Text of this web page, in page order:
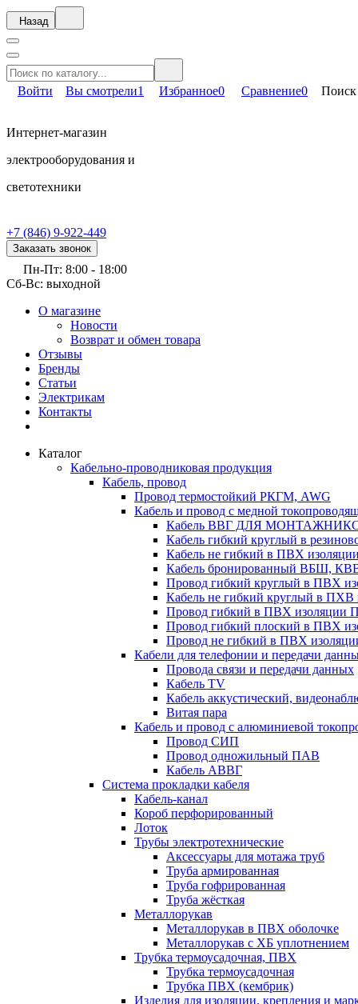
Назад
Войти Вы смотрели1 Избранное0 Сравнение0 Поиск
Интернет-магазин
электрооборудования и
светотехники
+7 (846) 9-922-449
Заказать звонок
Пн-Пт: 8:00 - 18:00
Сб-Вс: выходной
О магазине
Новости
Возврат и обмен товара
Отзывы
Бренды
Статьи
Электрикам
Контакты
Каталог
Кабельно-проводниковая продукция
Кабель, провод
Провод термостойкий РКГМ, AWG
Кабель и провод с медной
Кабель ВВГ ДЛЯ
Кабель гибкий круглый в
Кабель не гибкий в ПВХ
Кабель бронированный ВБШ,
Провод гибкий круглый в ПВХ
Кабель не гибкий круглый в
Провод гибкий в ПВХ изоляции
Провод гибкий плоский в ПВХ
Провод не гибкий в ПВХ
Кабели для телефонии и передачи
Провода связи и передачи данных
Кабель TV
Кабель аккустический,
Витая пара
Кабель и провод с алюминиевой
Провод СИП
Провод одножильный ПАВ
Кабель АВВГ
Система прокладки кабеля
Кабель-канал
Короб перфорированный
Лоток
Трубы электротехнические
Аксессуары для мотажа труб
Труба армированная
Труба гофрированная
Труба жёсткая
Металлорукав
Металлорукав в ПВХ оболочке
Металлорукав с ХБ уплотнением
Трубка термоусадочная, ПВХ
Трубка термоусадочная
Трубка ПВХ (кембрик)
Изделия для изоляции, крепления и